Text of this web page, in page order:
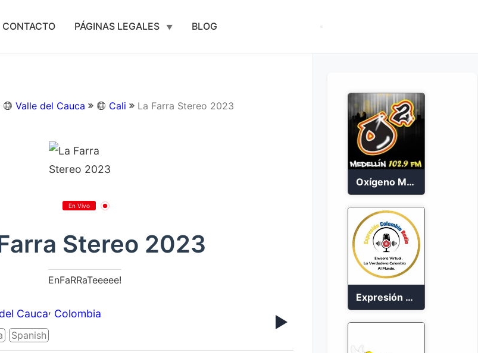
CONTACTO PÁGINAS LEGALES BLOG
Valle del Cauca Cali La Farra Stereo 2023
En Vivo
Stereo 2023
EnFaRRaTeeeee!
Cauca, Colombia
Spanish
Oxígeno Medellín 90.9 FM en vivo
Expresión Colombia Radio en vivo 24/7